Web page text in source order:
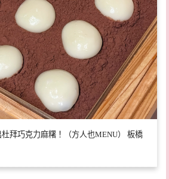
拜巧克力麻糬！（方人也MENU） 板橋